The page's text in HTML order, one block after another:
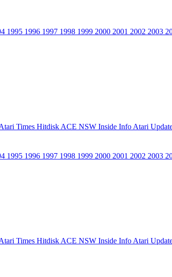
1995 1996 1997 1998 1999 2000 2001 2002 2003
Times Hitdisk ACE NSW Inside Info Atari
1995 1996 1997 1998 1999 2000 2001 2002 2003
Times Hitdisk ACE NSW Inside Info Atari